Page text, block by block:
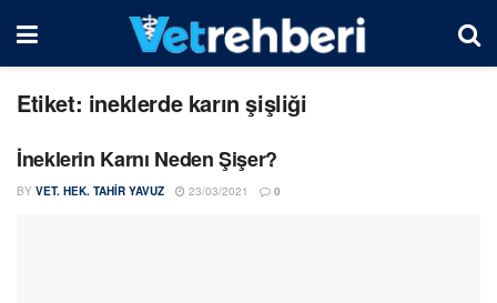
Etiket: ineklerde karın şişliği
İneklerin Karnı Neden Şişer?
BY VET. HEK. TAHIR YAVUZ 23/03/2021 0